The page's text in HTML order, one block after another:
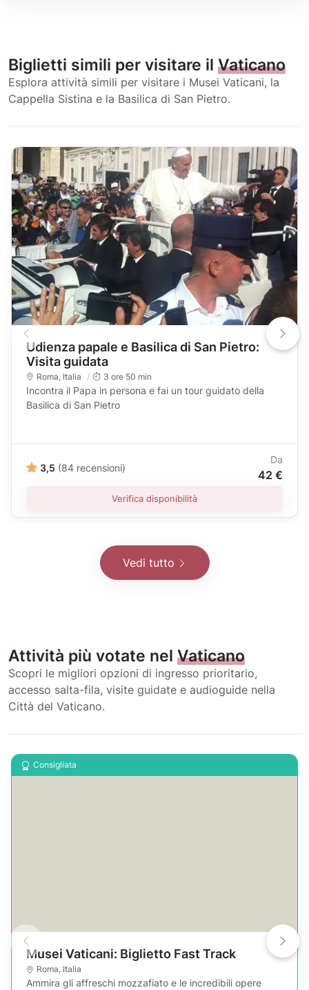
Biglietti simili per visitare il Vaticano
Esplora attività simili per visitare i Musei Vaticani, la
Cappella Sistina e la Basilica di San Pietro.
Udienza papale e Basilica di San Pietro:
Visita guidata
Roma Italia 3 ore 50 min
Incontra il Papa in persona e fai un tour guidato della
Basilica di San Pietro
3,5 (84 recensioni)
Da
42 €
Verifica disponibilità
Vedi tutto
Attività più votate nel Vaticano
Scopri le migliori opzioni di ingresso prioritario,
accesso salta-fila, visite guidate e audioguide nella
Città del Vaticano.
Consigliata
Musei Vaticani: Biglietto Fast Track
Roma, Italia
Ammira gli affreschi mozzafiato e le incredibili opere